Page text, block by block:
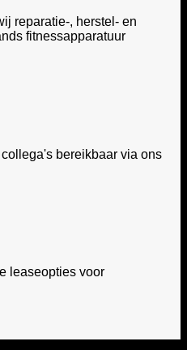
reparatie-, herstel- en
fitnessapparatuur
bereikbaar via ons
leaseopties voor